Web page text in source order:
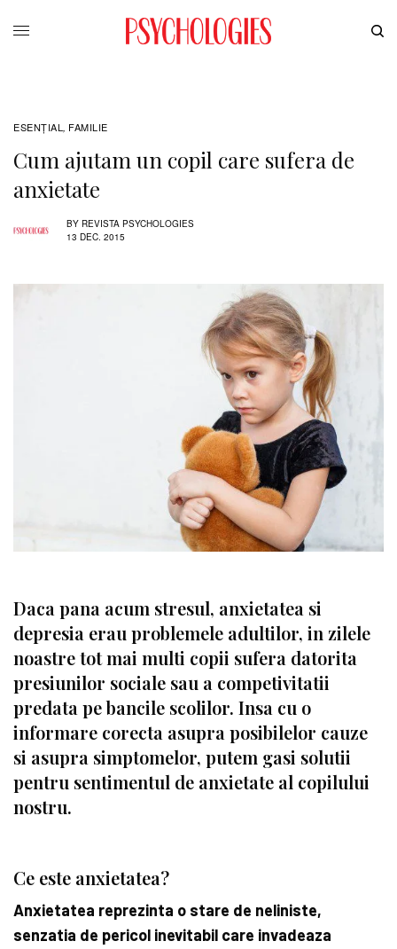
ESENȚIAL , FAMILIE
Cum ajutam un copil care sufera de
anxietate
BY REVISTA PSYCHOLOGIES
13 DEC. 2015
Daca pana acum stresul, anxietatea si
depresia erau problemele adultilor, in zilele
noastre tot mai multi copii sufera datorita
presiunilor sociale sau a competivitatii
predata pe bancile scolilor. Insa cu o
informare corecta asupra posibilelor cauze
si asupra simptomelor, putem gasi solutii
pentru sentimentul de anxietate al copilului
nostru.
Ce este anxietatea?
Anxietatea reprezinta o stare de neliniste,
senzatia de pericol inevitabil care invadeaza